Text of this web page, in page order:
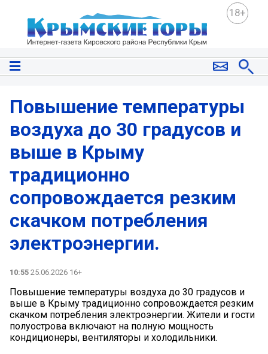
18+
Повышение температуры
воздуха до 30 градусов и
выше в Крыму
традиционно
сопровождается резким
скачком потребления
электроэнергии.
10:55 25.06.2026 16+
Повышение температуры воздуха до 30 градусов и
выше в Крыму традиционно сопровождается резким
скачком потребления электроэнергии. Жители и гости
полуострова включают на полную мощность
кондиционеры, вентиляторы и холодильники.